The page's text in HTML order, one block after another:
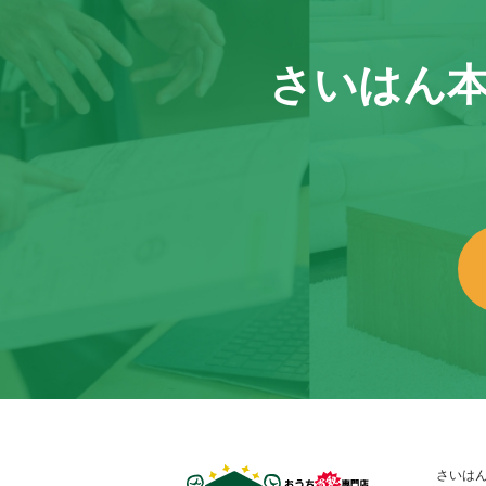
さいはん
さいは